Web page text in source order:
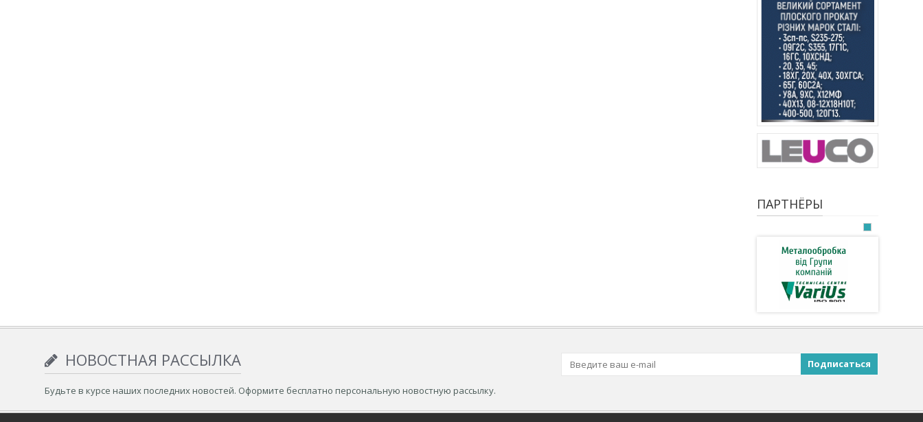
ПАРТНЁРЫ
НОВОСТНАЯ РАССЫЛКА
Будьте в курсе наших последних новостей. Оформите бесплатно персональную новостную рассылку.